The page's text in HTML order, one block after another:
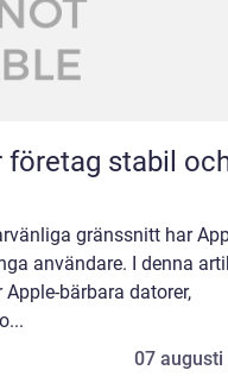
företag stabil
gränssnitt har
användare. I denna
bärbara datorer,
07 augusti